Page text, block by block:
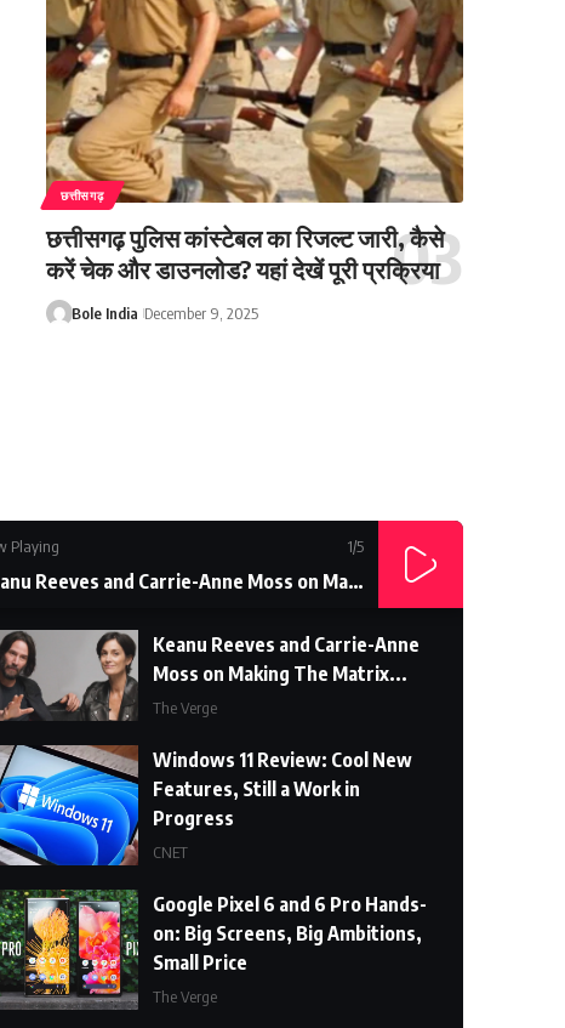
छत्तीसगढ़
छत्तीसगढ़ पुलिस कांस्टेबल का रिजल्ट जारी, कैसे
करें चेक और डाउनलोड? यहां देखें पूरी प्रक्रिया
Bole India December 9, 2025
Playing 1/5
Keanu Reeves and Carrie-Anne Moss on Making The Matrix...
Keanu Reeves and Carrie-Anne
Moss on Making The Matrix...
The Verge
Windows 11 Review: Cool New
Features, Still a Work in
Progress
CNET
Google Pixel 6 and 6 Pro Hands-
on: Big Screens, Big Ambitions,
Small Price
The Verge